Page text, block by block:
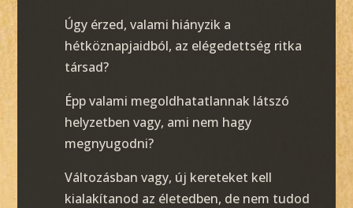
Úgy érzed, valami hiányzik a
hétköznapjaidból, az elégedettség ritka
társad?
Épp valami megoldhatatlannak látszó
helyzetben vagy, ami nem hagy
megnyugodni?
Változásban vagy, új kereteket kell
kialakítanod az életedben, de nem tudod